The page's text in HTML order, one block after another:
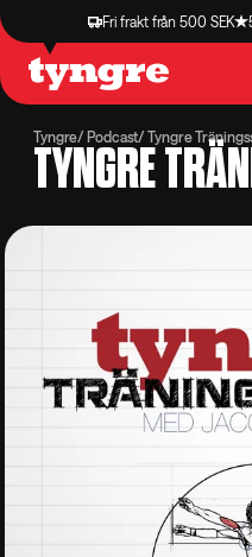
Fri frakt från 500 SEK
Butik Recept
Tyngre Podcast Tyngre
TYNGRE